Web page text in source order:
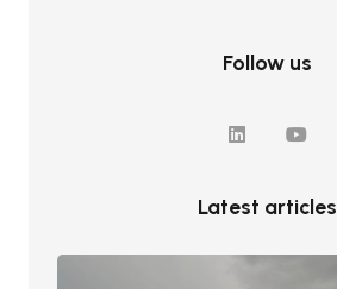
Follow us
Latest articles